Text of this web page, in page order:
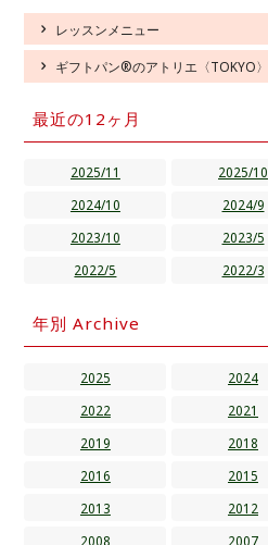
レッスンメニュー
ギフトパン®のアトリエ〈TOKYO〉
最近の12ヶ月
2025/11 2025/10
2024/10
2024/9
2023/10
2023/5
2022/5
2022/3
年別 Archive
2025 2024
2022
2021
2019
2018
2016
2015
2013
2012
2008
2007